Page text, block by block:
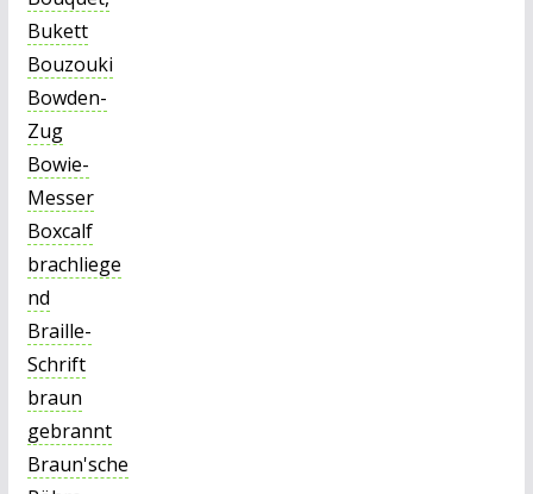
Bukett
Bouzouki
Bowden-
Zug
Bowie-
Messer
Boxcalf
brachliege
nd
Braille-
Schrift
braun
gebrannt
Braun'sche